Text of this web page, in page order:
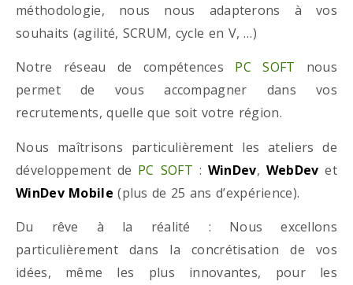
méthodologie, nous nous adapterons à vos
souhaits (agilité, SCRUM, cycle en V, …)
Notre réseau de compétences PC SOFT nous
permet de vous accompagner dans vos
recrutements, quelle que soit votre région.
Nous maîtrisons particulièrement les ateliers de
développement de PC SOFT : WinDev, WebDev et
WinDev Mobile (plus de 25 ans d’expérience).
Du rêve à la réalité : Nous excellons
particulièrement dans la concrétisation de vos
idées, même les plus innovantes, pour les